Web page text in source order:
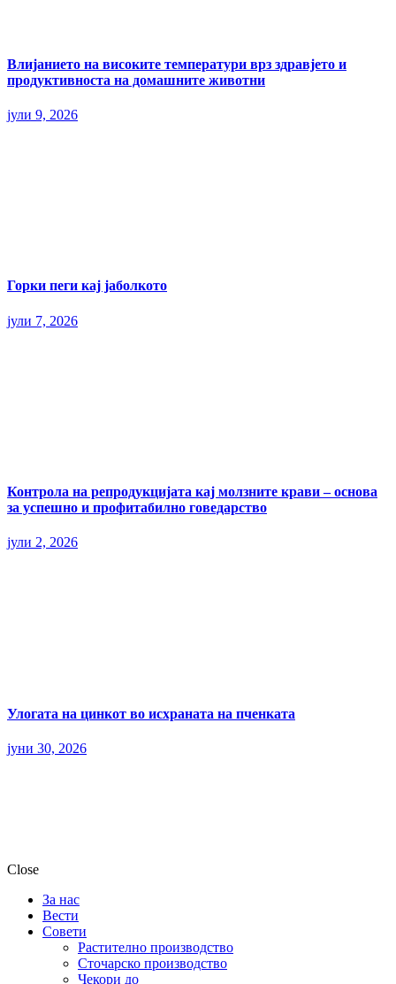
Влијанието на високите температури врз здравјето и
продуктивноста на домашните животни
јули 9, 2026
Горки пеги кај јаболкото
јули 7, 2026
Контрола на репродукцијата кај молзните крави – основа
за успешно и профитабилно говедарство
јули 2, 2026
Улогата на цинкот во исхраната на пченката
јуни 30, 2026
Close
За нас
Вести
Совети
Растително производство
Сточарско производство
Чекори до